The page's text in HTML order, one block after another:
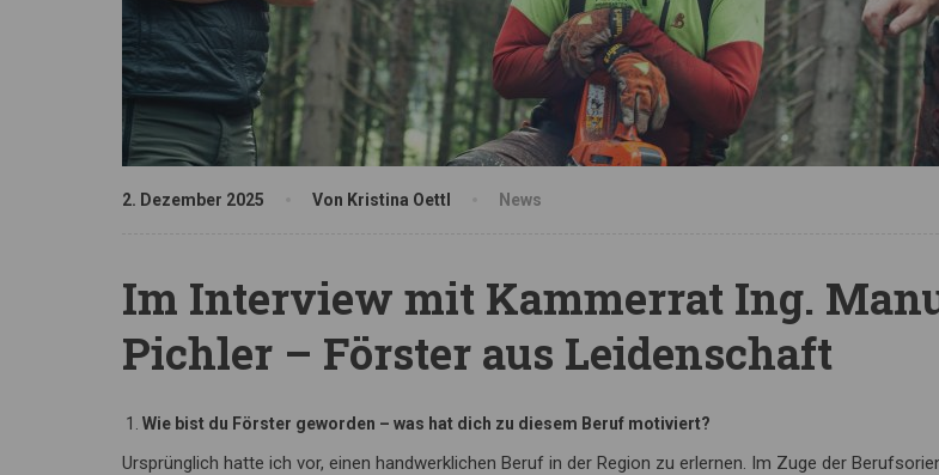
2. Dezember 2025 Von Kristina Oettl News
Im Interview mit Kammerrat Ing.
Pichler – Förster aus Leidenschaft
Wie bist du Förster geworden – was hat dich zu diesem Beruf motiviert?
Ursprünglich hatte ich vor, einen handwerklichen Beruf in der Region zu erlernen. Im Zuge der